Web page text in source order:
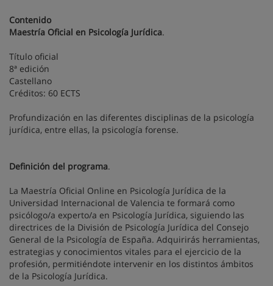
Contenido
Maestría Oficial en Psicología Jurídica.
Título oficial
8ª edición
Castellano
Créditos: 60 ECTS
Profundización en las diferentes disciplinas de la psicología
jurídica, entre ellas, la psicología forense.
Definición del programa.
La Maestría Oficial Online en Psicología Jurídica de la
Universidad Internacional de Valencia te formará como
psicólogo/a experto/a en Psicología Jurídica, siguiendo las
directrices de la División de Psicología Jurídica del Consejo
General de la Psicología de España. Adquirirás herramientas,
estrategias y conocimientos vitales para el ejercicio de la
profesión, permitiéndote intervenir en los distintos ámbitos
de la Psicología Jurídica.